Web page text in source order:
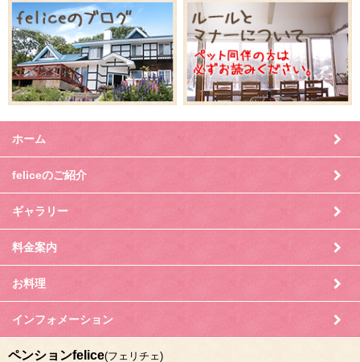
ホーム
feliceのご紹介
ギャラリー
料金案内
お料理
インフォメーション
ペンションfelice(フェリチェ)